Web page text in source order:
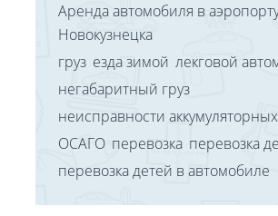
Аренда автомобиля в
Новокузнецка
груз езда зимой лекговой
негабаритный груз
неисправности
ОСАГО перевозка перевозка
перевозка детей в автомобиле